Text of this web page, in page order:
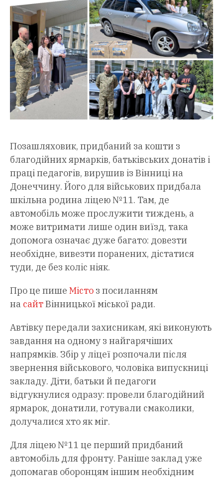
Позашляховик, придбаний за кошти з
благодійних ярмарків, батьківських донатів і
праці педагогів, вирушив із Вінниці на
Донеччину. Його для військових придбала
шкільна родина ліцею №11. Там, де
автомобіль може прослужити тиждень, а
може витримати лише один виїзд, така
допомога означає дуже багато: довезти
необхідне, вивезти поранених, дістатися
туди, де без коліс ніяк.
Про це пише Місто з посиланням
на сайтВінницької міської ради.
Автівку передали захисникам, які виконують
завдання на одному з найгарячіших
напрямків. Збір у ліцеї розпочали після
звернення військового, чоловіка випускниці
закладу. Діти, батьки й педагоги
відгукнулися одразу: провели благодійний
ярмарок, донатили, готували смаколики,
долучалися хто як міг.
Для ліцею №11 це перший придбаний
автомобіль для фронту. Раніше заклад уже
допомагав оборонцям іншим необхідним